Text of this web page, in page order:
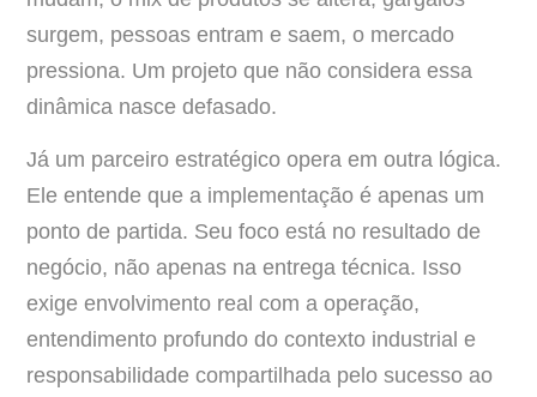
surgem, pessoas entram e saem, o mercado
pressiona. Um projeto que não considera essa
dinâmica nasce defasado.
Já um parceiro estratégico opera em outra lógica.
Ele entende que a implementação é apenas um
ponto de partida. Seu foco está no resultado de
negócio, não apenas na entrega técnica. Isso
exige envolvimento real com a operação,
entendimento profundo do contexto industrial e
responsabilidade compartilhada pelo sucesso ao